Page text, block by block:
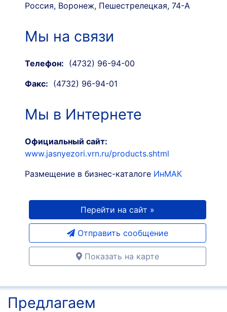
Россия, Воронеж, Пешестрелецкая, 74-А
Мы на связи
Телефон: (4732) 96-94-00
Факс: (4732) 96-94-01
Мы в Интернете
Официальный сайт:
www.jasnyezori.vrn.ru/products.shtml
Размещение в бизнес-каталоге ИнМАК
Перейти на сайт »
Отправить сообщение
Показать на карте
Предлагаем